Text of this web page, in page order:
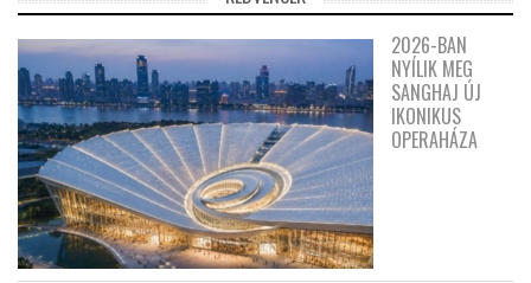
2026-BAN
NYÍLIK MEG
SANGHAJ ÚJ
IKONIKUS
OPERAHÁZA